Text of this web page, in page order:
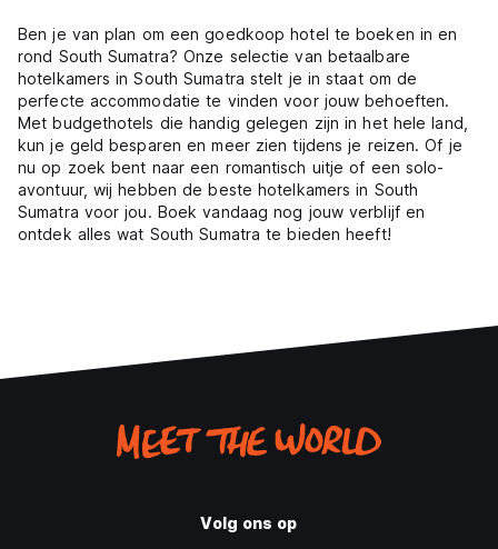
Ben je van plan om een goedkoop hotel te boeken in en
rond South Sumatra? Onze selectie van betaalbare
hotelkamers in South Sumatra stelt je in staat om de
perfecte accommodatie te vinden voor jouw behoeften.
Met budgethotels die handig gelegen zijn in het hele land,
kun je geld besparen en meer zien tijdens je reizen. Of je
nu op zoek bent naar een romantisch uitje of een solo-
avontuur, wij hebben de beste hotelkamers in South
Sumatra voor jou. Boek vandaag nog jouw verblijf en
ontdek alles wat South Sumatra te bieden heeft!
Volg ons op